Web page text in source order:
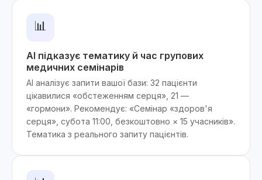
📊
AI підказує тематику й час групових
медичних семінарів
AI аналізує запити вашої бази: 32 пацієнти
цікавилися «обстеженням серця», 21 —
«гормони». Рекомендує: «Семінар «здоров'я
серця», субота 11:00, безкоштовно × 15 учасників».
Тематика з реального запиту пацієнтів.